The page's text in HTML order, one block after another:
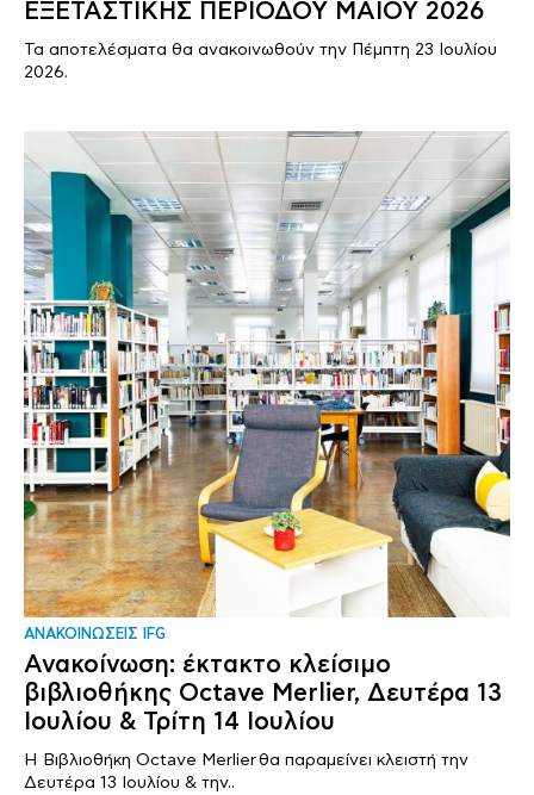
ΕΞΕΤΑΣΤΙΚΗΣ ΠΕΡΙΟΔΟΥ ΜΑΪΟΥ 2026
Τα αποτελέσματα θα ανακοινωθούν την Πέμπτη 23 Ιουλίου
2026.
ΑΝΑΚΟΙΝΩΣΕΙΣ IFG
Ανακοίνωση: έκτακτο κλείσιμο
βιβλιοθήκης Octave Merlier, Δευτέρα 13
Ιουλίου & Τρίτη 14 Ιουλίου
Η Βιβλιοθήκη Octave Merlier θα παραμείνει κλειστή την
Δευτέρα 13 Ιουλίου & την..